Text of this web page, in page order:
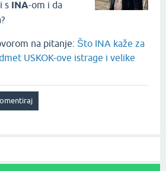
s INA-om i da
na pitanje: Što INA kaže za
USKOK-ove istrage i velike